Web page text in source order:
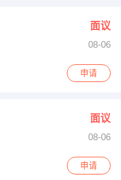
面议
08-06
申请
面议
08-06
申请